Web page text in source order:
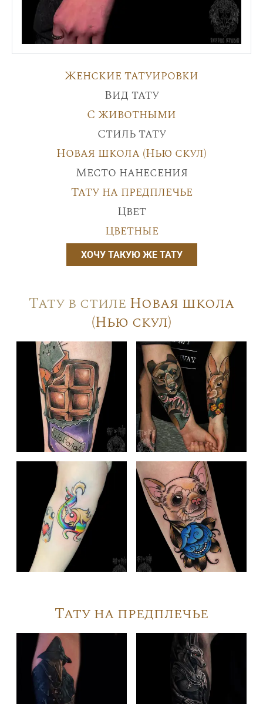
Женские татуировки
Вид тату
С животными
Стиль тату
Новая школа (Нью скул)
Место нанесения
Тату на предплечье
Цвет
Цветные
ХОЧУ ТАКУЮ ЖЕ ТАТУ
Тату в стиле Новая школа
(Нью скул)
Тату на предплечье